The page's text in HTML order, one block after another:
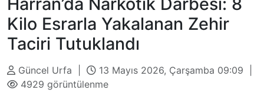
Kilo Esrarla Yakalanan Zehir
Taciri Tutuklandı
Güncel Urfa |
13 Mayıs 2026, Çarşamba 09:09 |
4929 görüntülenme